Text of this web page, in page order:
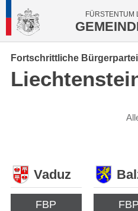
FÜRSTENTUM
Fortschrittliche Bürgerpartei
Vaduz
FBP FBP